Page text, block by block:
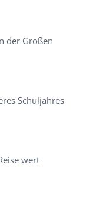
der Großen
Schuljahres
wert